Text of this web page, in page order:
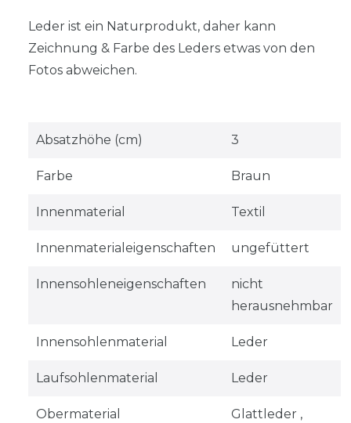
Leder ist ein Naturprodukt, daher kann
Zeichnung & Farbe des Leders etwas von den
Fotos abweichen.
Absatzhöhe (cm) 3
Farbe Braun
Innenmaterial Textil
Innenmaterialeigenschaften ungefüttert
Innensohleneigenschaften
nicht
herausnehmbar
Innensohlenmaterial Leder
Laufsohlenmaterial Leder
Obermaterial Glattleder ,